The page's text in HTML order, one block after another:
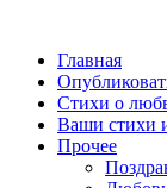
Главная
Стихи о
Ваши стихи
Прочее